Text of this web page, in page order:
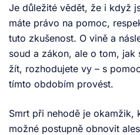
Je důležité vědět, že i když
máte právo na pomoc,
tuto zkušenost. O vině a
soud a zákon, ale o tom, jak
žít, rozhodujete vy – s
tímto obdobím provést.
Smrt při nehodě je okamžik,
možné postupně obnovit